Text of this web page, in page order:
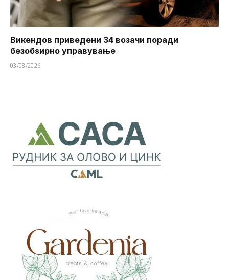
Викендов приведени 34 возачи поради
безобѕирно управување
03/08/2026